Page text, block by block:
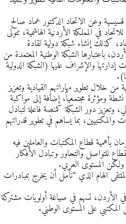
قسيسية وعن الاتحاد الدكتور عماد صالح
في المملكة الأردنية الهاشمية، تتولى
كذلك إنشاء شبكة دولية لقادة
باعتبارها الشبكة الوطنية المعتمدة من
إدارتها والإشراف عليها (الشبكة الدولية
خلال تطوير مهاراتهم القيادية وتعزيز
ومؤثرة مجتمعياً، إضافة إلى مواكبة
وتعزيز دور الشبكة كمنصة فاعلة لتبادل
والمكتبيين، بما يساهم في تطوير قدراتهم
بأهمية قطاع المكتبات والعاملين فيه
للتواصل والتحاور وتبادل الأفكار
ولكن المستوى العربي.
الهام الذي “نأمل أن يخرج بمبادرات
الأردن، تسهم في صياغة أولويات مشتركة
المكتبي على المستوى الوطني.